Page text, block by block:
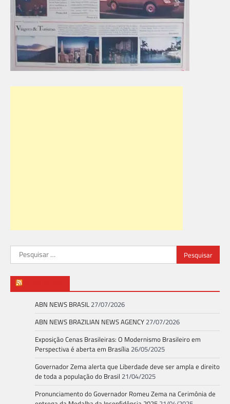
Pesquisar
por:
ABN NEWS BRASIL 27/07/2026
ABN NEWS BRAZILIAN NEWS AGENCY 27/07/2026
Exposição Cenas Brasileiras: O Modernismo Brasileiro em
Perspectiva é aberta em Brasília 26/05/2025
Governador Zema alerta que Liberdade deve ser ampla e direito
de toda a população do Brasil 21/04/2025
Pronunciamento do Governador Romeu Zema na Cerimônia de